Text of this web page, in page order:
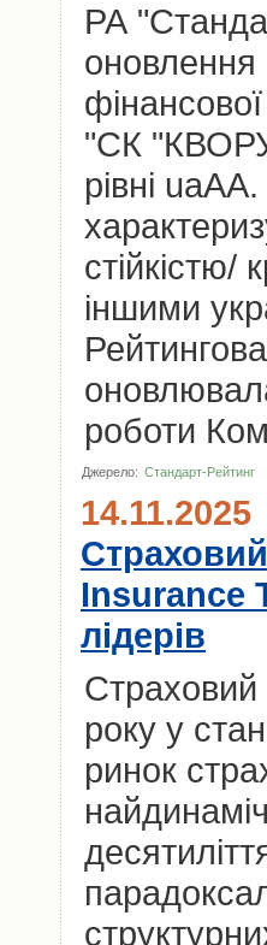
РА
оновлення
"СК
рівні
стійкістю/
іншими
роботи
Джерело: Стандарт-Рейтинг
14.11.2025
Insurance
лідерів
Страховий
року у
ринок